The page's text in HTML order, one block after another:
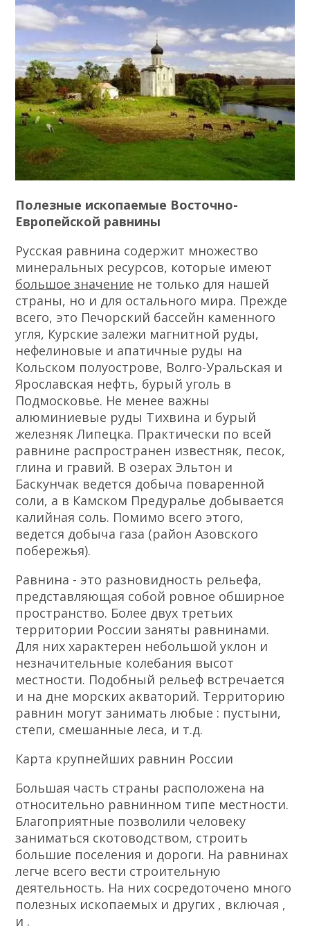
Полезные ископаемые Восточно-
Европейской равнины
Русская равнина содержит множество
минеральных ресурсов, которые имеют
большое значение не только для нашей
страны, но и для остального мира. Прежде
всего, это Печорский бассейн каменного
угля, Курские залежи магнитной руды,
нефелиновые и апатичные руды на
Кольском полуострове, Волго-Уральская и
Ярославская нефть, бурый уголь в
Подмосковье. Не менее важны
алюминиевые руды Тихвина и бурый
железняк Липецка. Практически по всей
равнине распространен известняк, песок,
глина и гравий. В озерах Эльтон и
Баскунчак ведется добыча поваренной
соли, а в Камском Предуралье добывается
калийная соль. Помимо всего этого,
ведется добыча газа (район Азовского
побережья).
Равнина - это разновидность рельефа,
представляющая собой ровное обширное
пространство. Более двух третьих
территории России заняты равнинами.
Для них характерен небольшой уклон и
незначительные колебания высот
местности. Подобный рельеф встречается
и на дне морских акваторий. Территорию
равнин могут занимать любые : пустыни,
степи, смешанные леса, и т.д.
Карта крупнейших равнин России
Большая часть страны расположена на
относительно равнинном типе местности.
Благоприятные позволили человеку
заниматься скотоводством, строить
большие поселения и дороги. На равнинах
легче всего вести строительную
деятельность. На них сосредоточено много
полезных ископаемых и других , включая ,
и .